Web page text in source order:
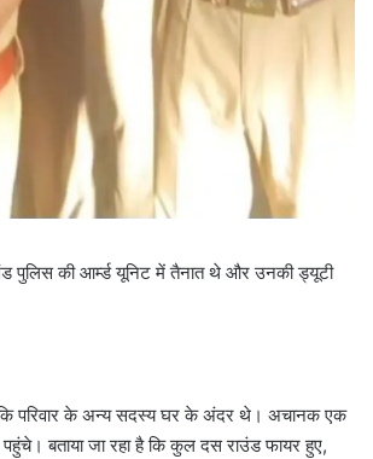
पुलिस की आर्म्ड यूनिट में तैनात थे और उनकी ड्यूटी
परिवार के अन्य सदस्य घर के अंदर थे। अचानक एक
बताया जा रहा है कि कुल दस राउंड फायर हुए,